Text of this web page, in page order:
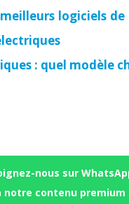
logiciels
: quel modèle
nous sur
notre contenu premium